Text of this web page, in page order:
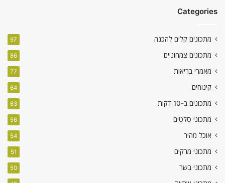
Categories
מתכונים קלים להכנה 97
מתכונים צמחוניים 86
מאמרי בריאות 77
קינוחים 64
מתכונים ב-10 דקות 63
מתכוני סלטים 56
אוכל מהיר 54
מתכוני מרקים 51
מתכוני בשר 50